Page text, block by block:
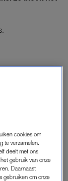
ziekenhuis te
ze maar
“Ze had een
heel snel (die
Na een
cookies om
te verzamelen.
deelt met ons,
gebruik van onze
Daarnaast
gebruiken om onze